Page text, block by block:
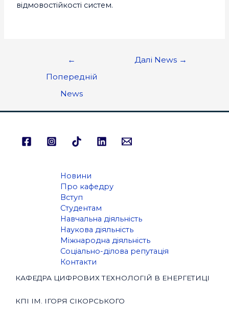
відмовостійкості систем.
←
Попередній
News
Далі News →
Новини
Про кафедру
Вступ
Студентам
Навчальна діяльність
Наукова діяльність
Міжнародна діяльність
Соціально-ділова репутація
Контакти
КАФЕДРА ЦИФРОВИХ ТЕХНОЛОГІЙ В ЕНЕРГЕТИЦІ
КПІ ІМ. ІГОРЯ СІКОРСЬКОГО